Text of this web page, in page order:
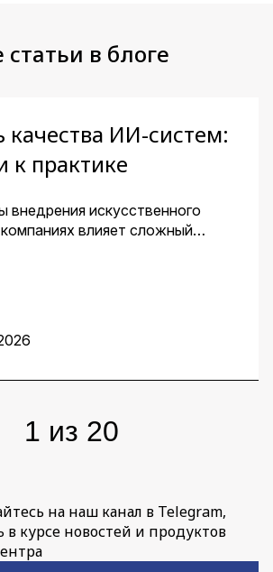
в блоге
качества ИИ-систем:
к практике
внедрения искусственного
влияет сложный
работы над проектом. О том,
перспективных разработок
1 из 20
на наш канал в Telegram,
курсе новостей и продуктов